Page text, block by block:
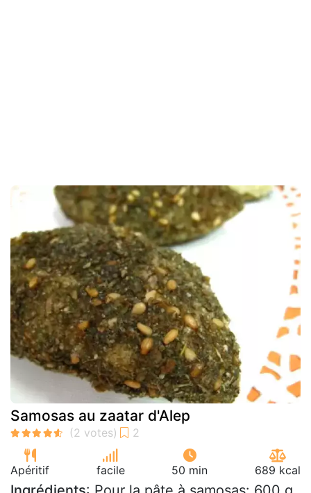
Samosas au zaatar d'Alep
Apéritif facile 50 min 689 kcal